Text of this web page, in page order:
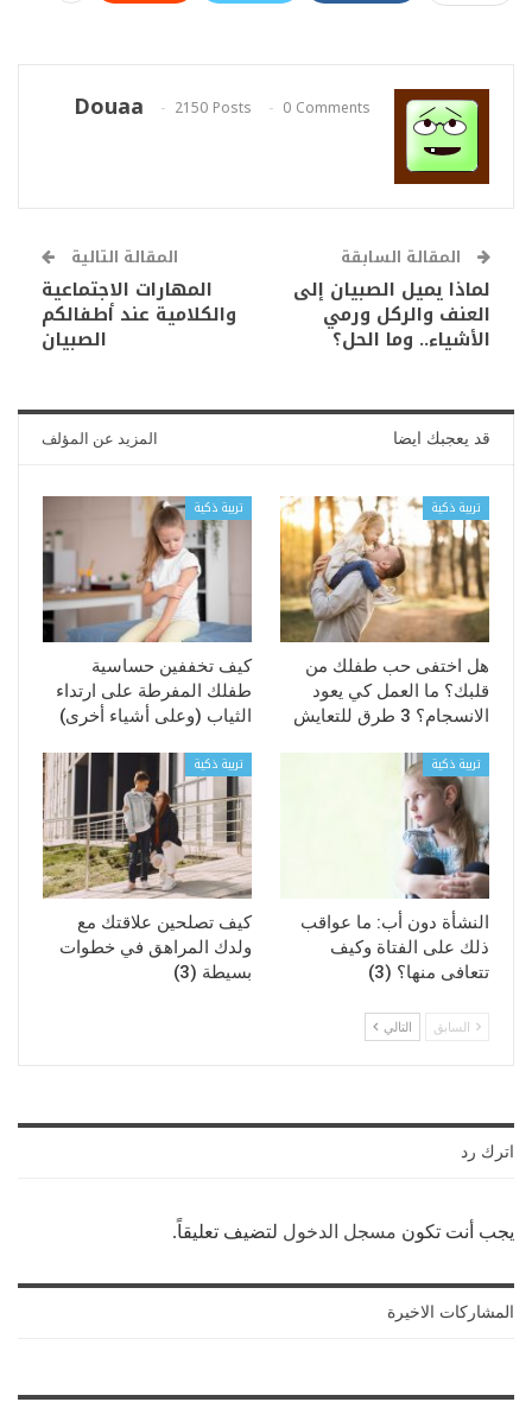
Douaa 2150 Posts 0 Comments
المقالة السابقة
لماذا يميل الصبيان إلى
العنف والركل ورمي
الأشياء.. وما الحل؟
المقالة التالية
المهارات الاجتماعية
والكلامية عند أطفالكم
الصبيان
قد يعجبك ايضا المزيد عن المؤلف
تربية ذكية
هل اختفى حب طفلك من
قلبك؟ ما العمل كي يعود
الانسجام؟ 3 طرق للتعايش
تربية ذكية
كيف تخففين حساسية
طفلك المفرطة على ارتداء
الثياب (وعلى أشياء أخرى)
تربية ذكية
النشأة دون أب: ما عواقب
ذلك على الفتاة وكيف
تتعافى منها؟ (3)
تربية ذكية
كيف تصلحين علاقتك مع
ولدك المراهق في خطوات
بسيطة (3)
السابق التالي
اترك رد
يجب أنت تكون مسجل الدخول لتضيف تعليقاً.
المشاركات الاخيرة